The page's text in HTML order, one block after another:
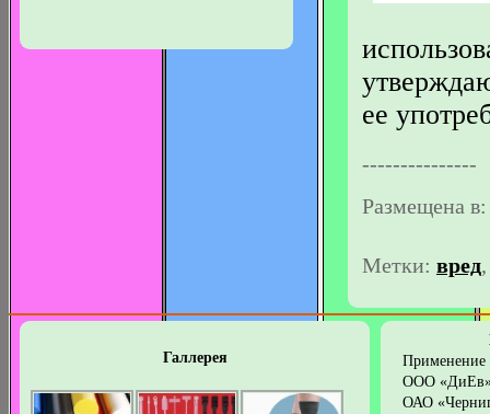
ее
---------------
Размещена
Метки: вред
Галлерея
Применение
ООО
ОАО